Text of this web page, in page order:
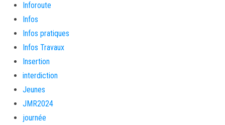
Inforoute
Infos
Infos pratiques
Infos Travaux
Insertion
interdiction
Jeunes
JMR2024
journée